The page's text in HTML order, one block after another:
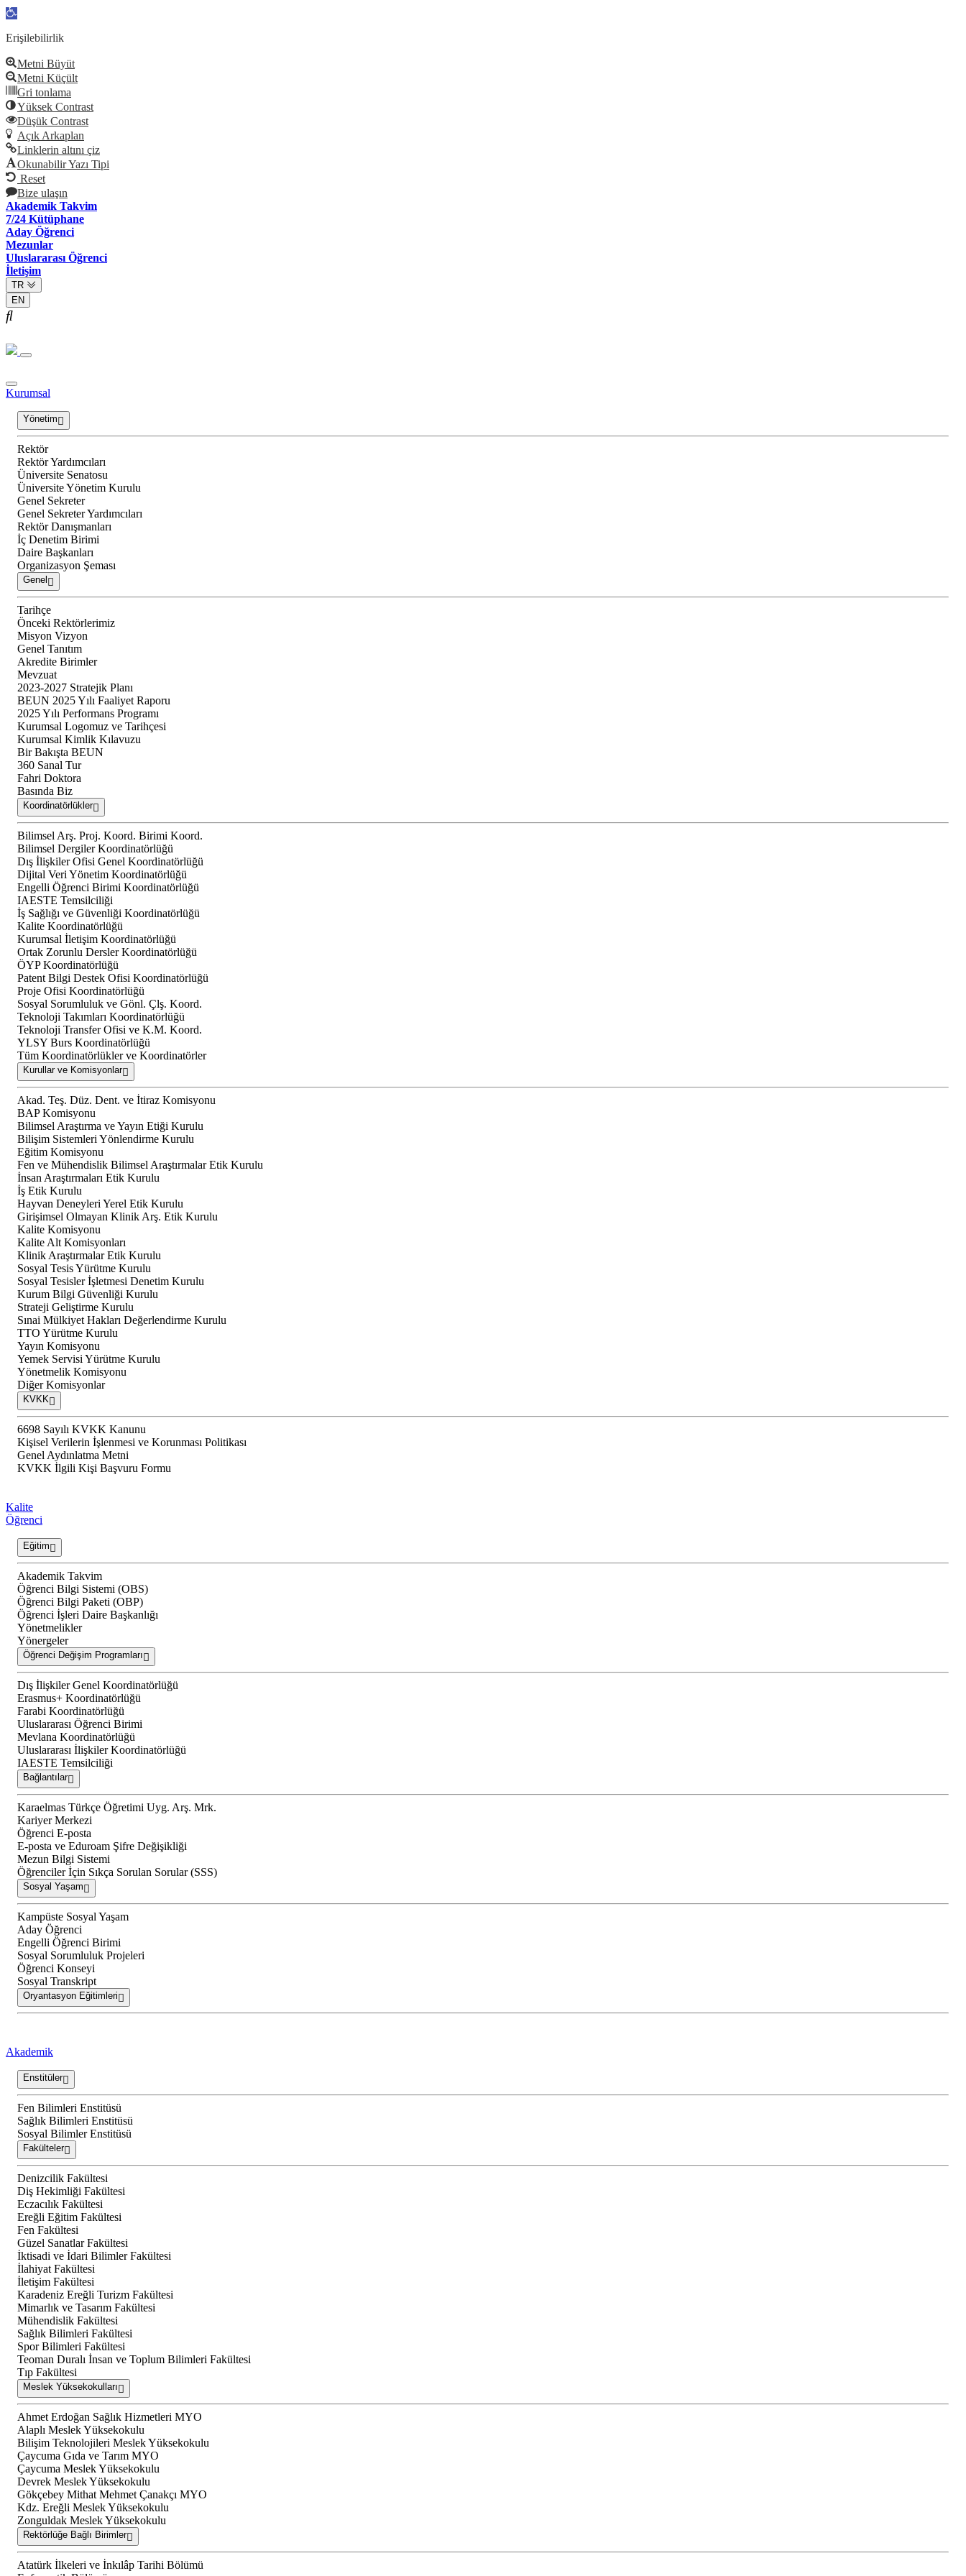
Open
Erişilebilirlik
Metni Büyüt
Metni Küçült
Gri tonlama
Yüksek Contrast
Düşük Contrast
Açık Arkaplan
Linklerin altını çiz
Okunabilir Yazı Tipi
Reset
Bize ulaşın
Akademik Takvim
7/24 Kütüphane
Aday Öğrenci
Mezunlar
Uluslararası Öğrenci
İletişim
TR
EN
Kurumsal
Yönetim
Rektör
Rektör Yardımcıları
Üniversite Senatosu
Üniversite Yönetim Kurulu
Genel Sekreter
Genel Sekreter Yardımcıları
Rektör Danışmanları
İç Denetim Birimi
Daire Başkanları
Organizasyon Şeması
Genel
Tarihçe
Önceki Rektörlerimiz
Misyon Vizyon
Genel Tanıtım
Akredite Birimler
Mevzuat
2023-2027 Stratejik Planı
BEUN 2025 Yılı Faaliyet Raporu
2025 Yılı Performans Programı
Kurumsal Logomuz ve Tarihçesi
Kurumsal Kimlik Kılavuzu
Bir Bakışta BEUN
360 Sanal Tur
Fahri Doktora
Basında Biz
Koordinatörlükler
Bilimsel Arş. Proj. Koord. Birimi Koord.
Bilimsel Dergiler Koordinatörlüğü
Dış İlişkiler Ofisi Genel Koordinatörlüğü
Dijital Veri Yönetim Koordinatörlüğü
Engelli Öğrenci Birimi Koordinatörlüğü
IAESTE Temsilciliği
İş Sağlığı ve Güvenliği Koordinatörlüğü
Kalite Koordinatörlüğü
Kurumsal İletişim Koordinatörlüğü
Ortak Zorunlu Dersler Koordinatörlüğü
ÖYP Koordinatörlüğü
Patent Bilgi Destek Ofisi Koordinatörlüğü
Proje Ofisi Koordinatörlüğü
Sosyal Sorumluluk ve Gönl. Çlş. Koord.
Teknoloji Takımları Koordinatörlüğü
Teknoloji Transfer Ofisi ve K.M. Koord.
YLSY Burs Koordinatörlüğü
Tüm Koordinatörlükler ve Koordinatörler
Kurullar ve Komisyonlar
Akad. Teş. Düz. Dent. ve İtiraz Komisyonu
BAP Komisyonu
Bilimsel Araştırma ve Yayın Etiği Kurulu
Bilişim Sistemleri Yönlendirme Kurulu
Eğitim Komisyonu
Fen ve Mühendislik Bilimsel Araştırmalar Etik Kurulu
İnsan Araştırmaları Etik Kurulu
İş Etik Kurulu
Hayvan Deneyleri Yerel Etik Kurulu
Girişimsel Olmayan Klinik Arş. Etik Kurulu
Kalite Komisyonu
Kalite Alt Komisyonları
Klinik Araştırmalar Etik Kurulu
Sosyal Tesis Yürütme Kurulu
Sosyal Tesisler İşletmesi Denetim Kurulu
Kurum Bilgi Güvenliği Kurulu
Strateji Geliştirme Kurulu
Sınai Mülkiyet Hakları Değerlendirme Kurulu
TTO Yürütme Kurulu
Yayın Komisyonu
Yemek Servisi Yürütme Kurulu
Yönetmelik Komisyonu
Diğer Komisyonlar
KVKK
6698 Sayılı KVKK Kanunu
Kişisel Verilerin İşlenmesi ve Korunması Politikası
Genel Aydınlatma Metni
KVKK İlgili Kişi Başvuru Formu
Kalite
Öğrenci
Eğitim
Akademik Takvim
Öğrenci Bilgi Sistemi (OBS)
Öğrenci Bilgi Paketi (OBP)
Öğrenci İşleri Daire Başkanlığı
Yönetmelikler
Yönergeler
Öğrenci Değişim Programları
Dış İlişkiler Genel Koordinatörlüğü
Erasmus+ Koordinatörlüğü
Farabi Koordinatörlüğü
Uluslararası Öğrenci Birimi
Mevlana Koordinatörlüğü
Uluslararası İlişkiler Koordinatörlüğü
IAESTE Temsilciliği
Bağlantılar
Karaelmas Türkçe Öğretimi Uyg. Arş. Mrk.
Kariyer Merkezi
Öğrenci E-posta
E-posta ve Eduroam Şifre Değişikliği
Mezun Bilgi Sistemi
Öğrenciler İçin Sıkça Sorulan Sorular (SSS)
Sosyal Yaşam
Kampüste Sosyal Yaşam
Aday Öğrenci
Engelli Öğrenci Birimi
Sosyal Sorumluluk Projeleri
Öğrenci Konseyi
Sosyal Transkript
Oryantasyon Eğitimleri
Akademik
Enstitüler
Fen Bilimleri Enstitüsü
Sağlık Bilimleri Enstitüsü
Sosyal Bilimler Enstitüsü
Fakülteler
Denizcilik Fakültesi
Diş Hekimliği Fakültesi
Eczacılık Fakültesi
Ereğli Eğitim Fakültesi
Fen Fakültesi
Güzel Sanatlar Fakültesi
İktisadi ve İdari Bilimler Fakültesi
İlahiyat Fakültesi
İletişim Fakültesi
Karadeniz Ereğli Turizm Fakültesi
Mimarlık ve Tasarım Fakültesi
Mühendislik Fakültesi
Sağlık Bilimleri Fakültesi
Spor Bilimleri Fakültesi
Teoman Duralı İnsan ve Toplum Bilimleri Fakültesi
Tıp Fakültesi
Meslek Yüksekokulları
Ahmet Erdoğan Sağlık Hizmetleri MYO
Alaplı Meslek Yüksekokulu
Bilişim Teknolojileri Meslek Yüksekokulu
Çaycuma Gıda ve Tarım MYO
Çaycuma Meslek Yüksekokulu
Devrek Meslek Yüksekokulu
Gökçebey Mithat Mehmet Çanakçı MYO
Kdz. Ereğli Meslek Yüksekokulu
Zonguldak Meslek Yüksekokulu
Rektörlüğe Bağlı Birimler
Atatürk İlkeleri ve İnkılâp Tarihi Bölümü